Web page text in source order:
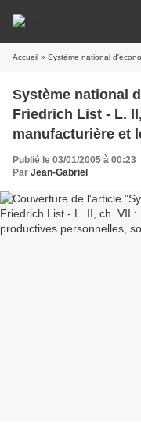
Accueil » Système national d'économie politique - Friedrich List
Système national
Friedrich List - L.
manufacturière et
personnelles,
Publié le 03/01/2005 à 00:23
Par Jean-Gabriel